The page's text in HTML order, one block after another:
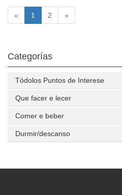
« 1 2 »
Categorías
Tódolos Puntos de Interese
Que facer e lecer
Comer e beber
Durmir/descanso